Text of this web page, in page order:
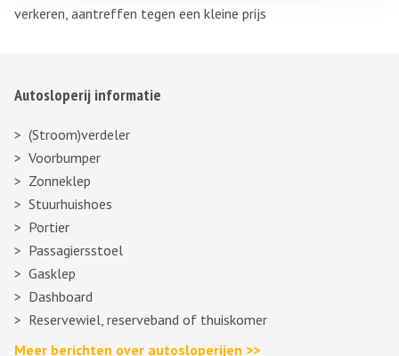
verkeren, aantreffen tegen een kleine prijs
Autosloperij informatie
(Stroom)verdeler
Voorbumper
Zonneklep
Stuurhuishoes
Portier
Passagiersstoel
Gasklep
Dashboard
Reservewiel, reserveband of thuiskomer
Meer berichten over autosloperijen >>